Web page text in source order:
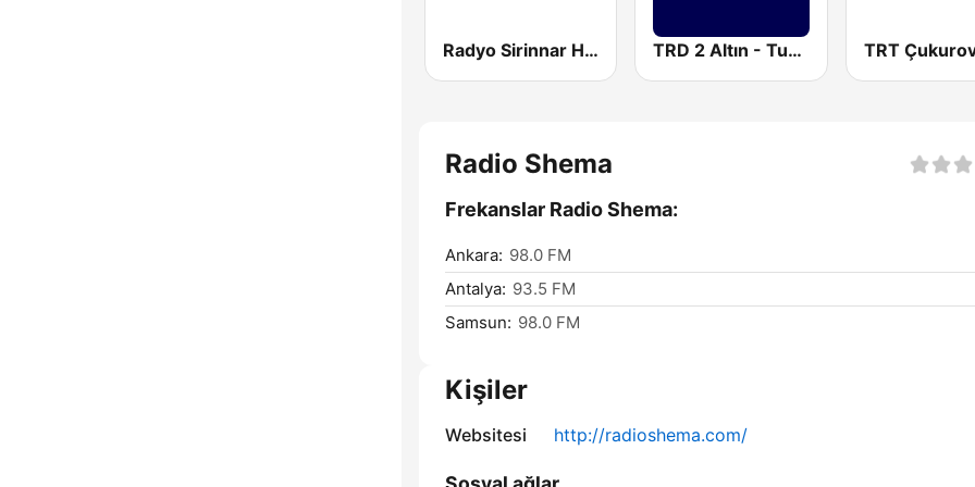
Radyo Sirinnar Haber TRD 2 Altın - Turk Radyo Dunyasi (Turkish World Radio)
Radio Shema
Frekanslar Radio Shema:
Ankara: 98.0 FM
Antalya: 93.5 FM
Samsun: 98.0 FM
Kişiler
Websitesi http://radioshema.com/